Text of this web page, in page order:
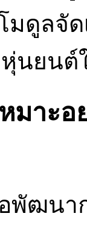
มดูลจั
นยนต์
หมาะ
พัฒนา